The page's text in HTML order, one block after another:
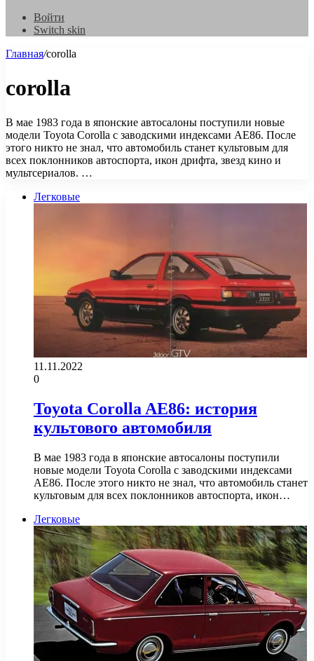
Войти
Switch skin
Главная/corolla
corolla
В мае 1983 года в японские автосалоны поступили новые
модели Toyota Corolla с заводскими индексами AE86. После
этого никто не знал, что автомобиль станет культовым для
всех поклонников автоспорта, икон дрифта, звезд кино и
мультсериалов. …
Легковые
11.11.2022
0
Toyota Corolla AE86: история
культового автомобиля
В мае 1983 года в японские автосалоны поступили
новые модели Toyota Corolla с заводскими индексами
AE86. После этого никто не знал, что автомобиль станет
культовым для всех поклонников автоспорта, икон…
Легковые